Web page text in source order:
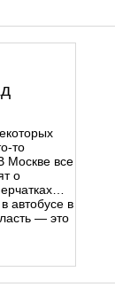
то
Москве все
о
автобусе в
— это